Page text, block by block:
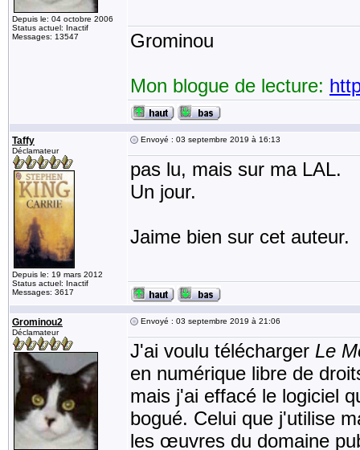
Depuis le: 04 octobre 2006
Status actuel: Inactif
Messages: 13547
Grominou
Mon blogue de lecture:
Taffy
Déclamateur
Depuis le: 19 mars 2012
Status actuel: Inactif
Messages: 3617
Envoyé : 03 septembre 2019 à 16:13
pas lu, mais sur ma LAL.
Un jour.
Jaime bien sur cet auteur.
Grominou2
Déclamateur
Envoyé : 03 septembre 2019 à 21:06
J'ai voulu télécharger Le
en numérique libre de
mais j'ai effacé le logiciel
bogué. Celui que j'utilise
les œuvres du domaine